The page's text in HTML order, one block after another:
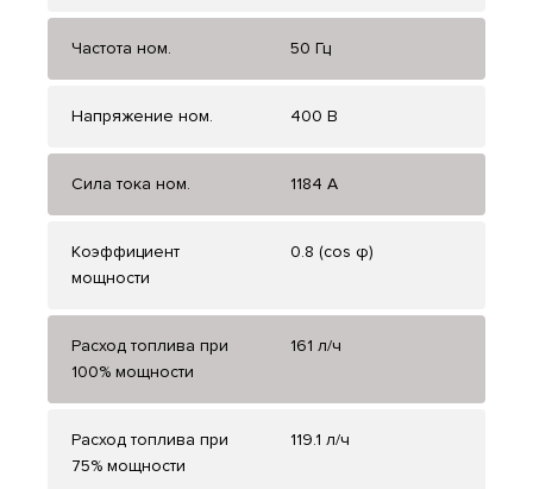
Частота ном. 50 Гц
Напряжение ном. 400 В
Сила тока ном. 1184 А
Коэффициент
мощности
0.8 (cos φ)
Расход топлива при
100% мощности
161 л/ч
Расход топлива при
75% мощности
119.1 л/ч